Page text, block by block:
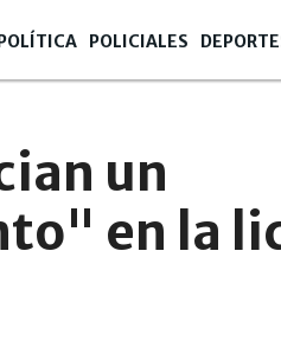
POLICIALES
un
en la